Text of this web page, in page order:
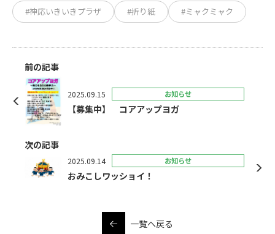
#神応いきいきプラザ #折り紙 #ミャクミャク
前の記事
2025.09.15 お知らせ
【募集中】 コアアップヨガ
次の記事
2025.09.14 お知らせ
おみこしワッショイ！
一覧へ戻る